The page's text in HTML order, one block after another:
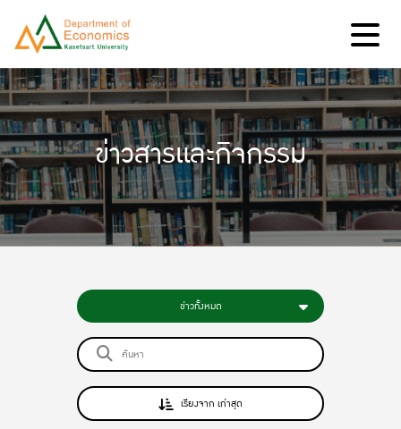
ข่าวสารและกิจกรรม
ข่าวทั้งหมด
เรียงจาก เก่าสุด